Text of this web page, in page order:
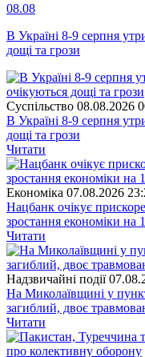
08.08
В Україні 8-9 серпня
дощі та грози
Суспiльство 08.08.2026
В Україні 8-9 серпня
дощі та грози
Читати
Економіка 07.08.2026
Нацбанк очікує
зростання економіки на
Читати
Надзвичайні події
На Миколаївщині у
загиблий, двоє
Читати